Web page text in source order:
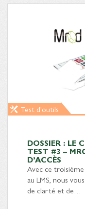
Test d'outils
DOSSIER : LE
TEST #3 –
D’ACCÈS
Avec ce
au LMS, nous
de clarté et de…